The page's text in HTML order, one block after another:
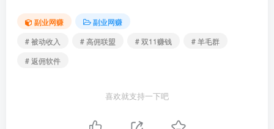
副业网赚
副业网赚
# 被动收入
# 高佣联盟 # 双11赚钱
# 羊毛群
# 返佣软件
喜欢就支持一下吧